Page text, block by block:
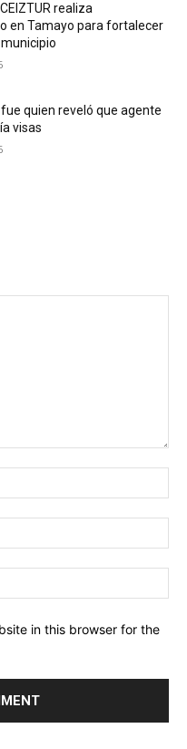
realiza
en Tamayo para fortalecer
quien reveló que agente
visas
in this browser for the